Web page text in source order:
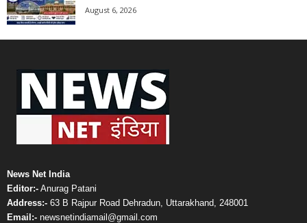
August 6, 2026
News Net India
Editor:- Anurag Patani
Address:- 63 B Rajpur Road Dehradun, Uttarakhand, 248001
Email:- newsnetindiamail@gmail.com